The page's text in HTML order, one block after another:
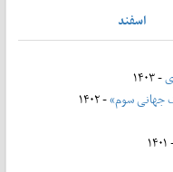
اسفند
- ۱۴۰۳
سوم»- ۱۴۰۲